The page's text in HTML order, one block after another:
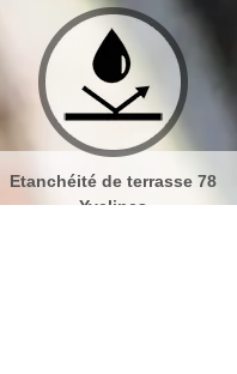
Isolation de toiture 78 Yvelines